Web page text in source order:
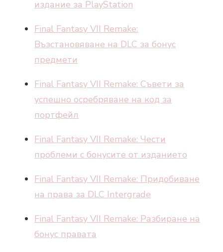
издание за PlayStation
Final Fantasy VII Remake:
Възстановяване на DLC за бонус
предмети
Final Fantasy VII Remake: Съвети за
успешно осребряване на код за
портфейл
Final Fantasy VII Remake: Чести
проблеми с бонусите от изданието
Final Fantasy VII Remake: Придобиване
на права за DLC Intergrade
Final Fantasy VII Remake: Разбиране на
бонус правата